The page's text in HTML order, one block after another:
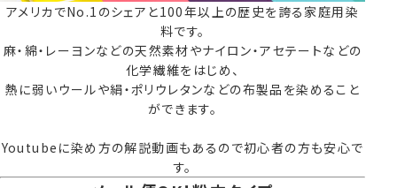
アメリカでNo.1のシェアと100年以上の歴史を誇る家庭用染
料です。
麻・綿・レーヨンなどの天然素材やナイロン・アセテートなどの
化学繊維をはじめ、
熱に弱いウールや絹・ポリウレタンなどの布製品を染めること
ができます。
Youtubeに染め方の解説動画もあるので初心者の方も安心で
す。